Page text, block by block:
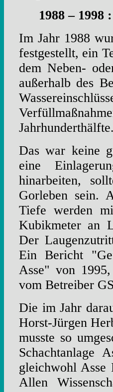
1988 –
Im Jahr 1988
festgestellt, ein
dem Neben-
außerhalb des
Jahrhunderthälfte.
Das war keine
eine
hinarbeiten,
Gorleben sein.
Tiefe werden
Kubikmeter an
Der
Ein Bericht
Asse" von
vom Betreiber
Die im Jahr
Horst-Jürgen
musste so
Schachtanlage
gleichwohl Asse
Allen